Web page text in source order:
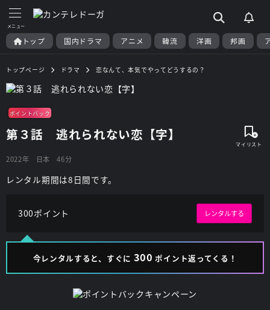
トップ 国内ドラマ アニメ 韓流 洋画 邦画
トップページ ドラマ 恋なんて、本気でやってどうするの？
ポイントバック
第３話 逃れられない恋【字】
2022年 日本 46分
レンタル期間は8日間です。
300ポイント レンタルする
今レンタルすると、すぐに 300 ポイント返ってくる！